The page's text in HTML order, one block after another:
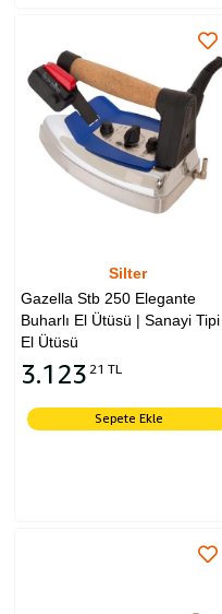
Silter
Gazella Stb 250 Elegante
Buharlı El Ütüsü | Sanayi Tipi
El Ütüsü
3.123 21 TL
Sepete Ekle